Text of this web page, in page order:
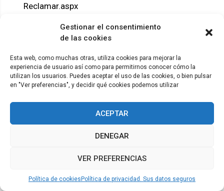
Gestionar el consentimiento
de las cookies
Esta web, como muchas otras, utiliza cookies para mejorar la
experiencia de usuario así como para permitirnos conocer cómo la
utilizan los usuarios. Puedes aceptar el uso de las cookies, o bien pulsar
en "Ver preferencias", y decidir qué cookies podemos utilizar
ACEPTAR
DENEGAR
VER PREFERENCIAS
Política de cookies Política de privacidad. Sus datos seguros
Reclamar.aspx
© ADICAE - 2022